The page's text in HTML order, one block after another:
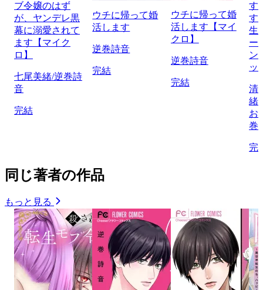
ブ令嬢のはず
が、ヤンデレ黒
幕に溺愛されて
ます【マイク
ロ】
七尾美緒/逆巻詩
音
完結
ウチに帰って婚
活します
逆巻詩音
完結
ウチに帰って婚
活します【マイ
クロ】
逆巻詩音
完結
す
す
生
ー
ン
ッ
清
緒/
お
巻
完
同じ著者の作品
もっと見る